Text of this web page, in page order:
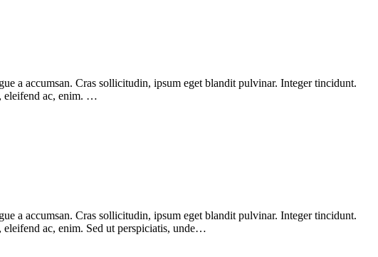
a accumsan. Cras sollicitudin, ipsum eget blandit pulvinar. Integer tincidunt.
eleifend ac, enim. …
a accumsan. Cras sollicitudin, ipsum eget blandit pulvinar. Integer tincidunt.
eleifend ac, enim. Sed ut perspiciatis, unde…